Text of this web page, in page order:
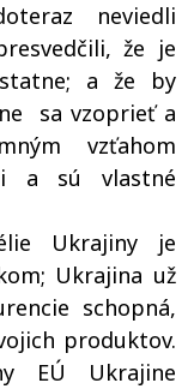
neviedli
že je
a že by
sa vzoprieť a
vzťahom
a sú vlastné
Ukrajiny je
Ukrajina už
schopná,
produktov.
EÚ Ukrajine